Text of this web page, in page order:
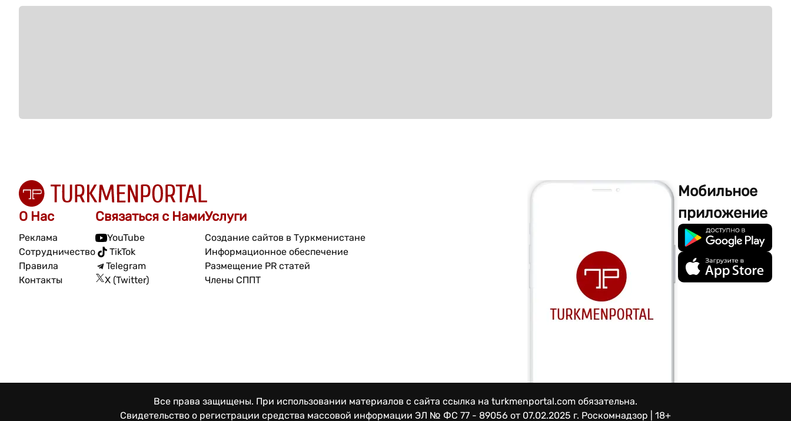
О Нас
Реклама
Сотрудничество
Правила
Контакты
Связаться с Нами
YouTube
TikTok
Telegram
X (Twitter)
Услуги
Создание сайтов в Туркменистане
Информационное обеспечение
Размещение PR статей
Члены СППТ
Мобильное
приложение
Все права защищены. При использовании материалов с сайта ссылка на turkmenportal.com обязательна.
Свидетельство о регистрации средства массовой информации ЭЛ № ФС 77 - 89056 от 07.02.2025 г. Роскомнадзор | 18+